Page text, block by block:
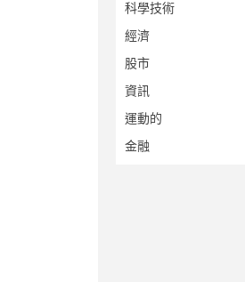
科學技術
經濟
股市
資訊
運動的
金融